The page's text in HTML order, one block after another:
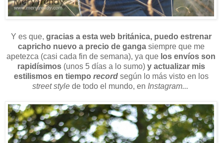
Y es que, gracias a esta web británica, puedo estrenar
capricho nuevo a precio de gangasiempre que me
apetezca (casi cada fin de semana), ya que los envíos son
rapidísimos(unos 5 días a lo sumo) y actualizar mis
estilismos en tiempo record según lo más visto en los
street stylede todo el mundo, en Instagram...